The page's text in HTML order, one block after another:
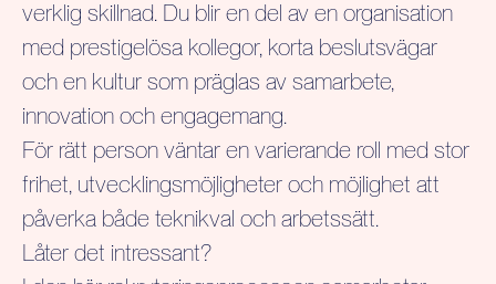
verklig skillnad. Du blir en del av en organisation
med prestigelösa kollegor, korta beslutsvägar
och en kultur som präglas av samarbete,
innovation och engagemang.
För rätt person väntar en varierande roll med stor
frihet, utvecklingsmöjligheter och möjlighet att
påverka både teknikval och arbetssätt.
Låter det intressant?